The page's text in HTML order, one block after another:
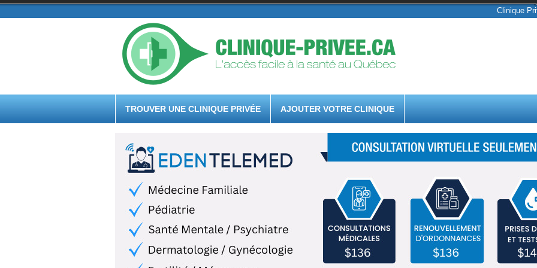
Clinique
TROUVER UNE CLINIQUE PRIVÉE AJOUTER VOTRE CLINIQUE